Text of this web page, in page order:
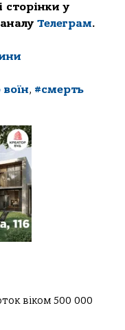
сторінки у
Телеграм.
, #смерть
віком 500 000